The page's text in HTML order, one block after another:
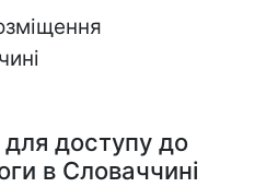
доступу до
в Словаччині